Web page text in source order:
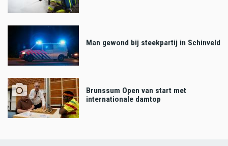
Man gewond bij steekpartij in Schinveld
Brunssum Open van start met
internationale damtop